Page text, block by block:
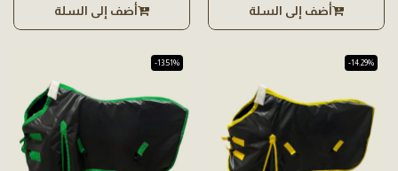
أضف إلى السلة أضف إلى السلة
-14.29%
-13.51%